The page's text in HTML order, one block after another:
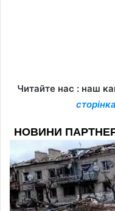
Читайте нас : наш
сторінка